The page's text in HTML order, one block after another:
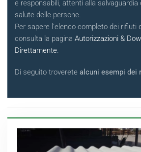
e responsabili, attenti alla salvaguardia
salute delle persone.
Per sapere l'elenco completo dei rifiuti
consulta la pagina Autorizzazioni &
Direttamente.
Di seguito troverete alcuni esempi dei